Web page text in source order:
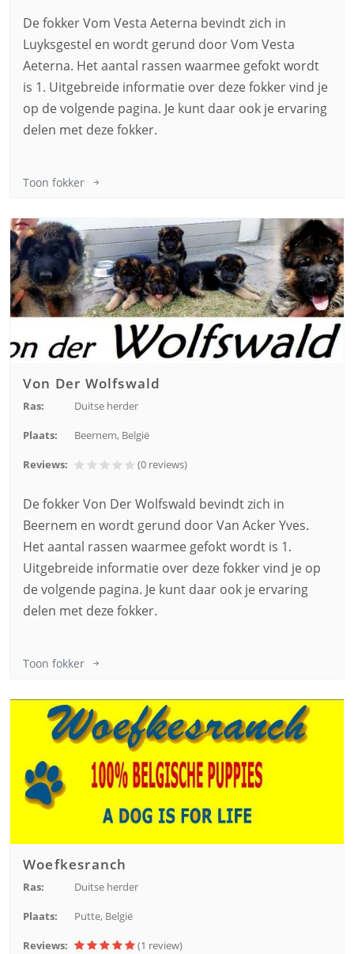
De fokker Vom Vesta Aeterna bevindt zich in
Luyksgestel en wordt gerund door Vom Vesta
Aeterna. Het aantal rassen waarmee gefokt wordt
is 1. Uitgebreide informatie over deze fokker vind je
op de volgende pagina. Je kunt daar ook je ervaring
delen met deze fokker.
Toon fokker
Von Der Wolfswald
Ras: Duitse herder
Plaats: Beernem, België
Reviews: (0 reviews)
De fokker Von Der Wolfswald bevindt zich in
Beernem en wordt gerund door Van Acker Yves.
Het aantal rassen waarmee gefokt wordt is 1.
Uitgebreide informatie over deze fokker vind je op
de volgende pagina. Je kunt daar ook je ervaring
delen met deze fokker.
Toon fokker
Woefkesranch
Ras: Duitse herder
Plaats: Putte, België
Reviews: (1 review)